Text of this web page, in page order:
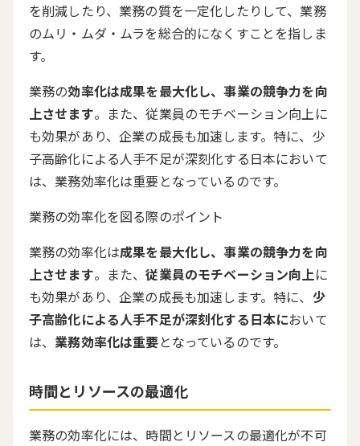
を削減したり、業務の質を一定化したりして、業務
のムリ・ムダ・ムラを総合的になくすことを指しま
す。
業務の効率化は成果を最大化し、事業の競争力を向
上させます。また、従業員のモチベーション向上に
も効果があり、企業の成長も加速します。特に、少
子高齢化による人手不足が深刻化する日本において
は、業務効率化は重要となっているのです。
業務の効率化を図る際のポイント
業務の効率化は成果を最大化し、事業の競争力を向
上させます。また、従業員のモチベーション向上に
も効果があり、企業の成長も加速します。特に、 少
子高齢化による人手不足が深刻化する日本において
は、 業務効率化は重要となっているのです。
時間とリソースの最適化
業務の効率化には、時間とリソースの最適化が不可